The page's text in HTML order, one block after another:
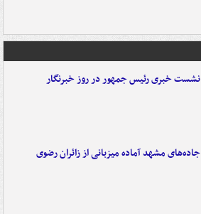
نشست خبری رئیس جمهور در روز خبرنگار
جاده‌های مشهد آماده میزبانی از زائران رضوی